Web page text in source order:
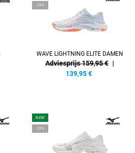
-13%
WAVE LIGHTNING ELITE DAMEN
Adviesprijs 159,95 € |
139,95 €
NEW
-13%